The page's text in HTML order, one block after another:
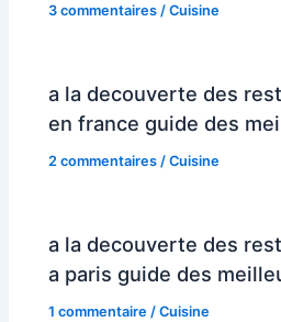
3 commentaires /Cuisine
a la decouverte des
en france guide des
2 commentaires /Cuisine
a la decouverte des
a paris guide des
1 commentaire /Cuisine